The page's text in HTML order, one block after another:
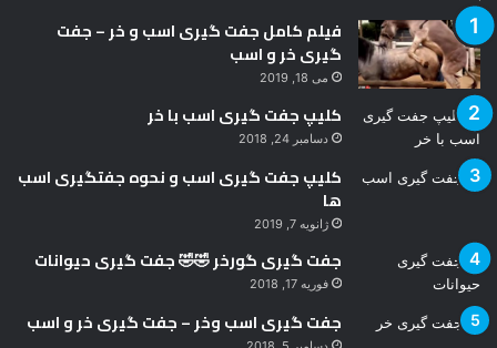
فیلم کامل جفت گیری اسب و خر – جفت
گیری خر و اسب
می 18, 2019
کلیپ جفت گیری اسب با خر
دسامبر 24, 2018
کلیپ جفت گیری اسب و نحوه جفتگیری اسب
ها
ژانویه 7, 2019
جفت گیری گورخر 🤣🤣 جفت گیری حیوانات
فوریه 17, 2018
جفت گیری اسب وخر – جفت گیری خر و اسب